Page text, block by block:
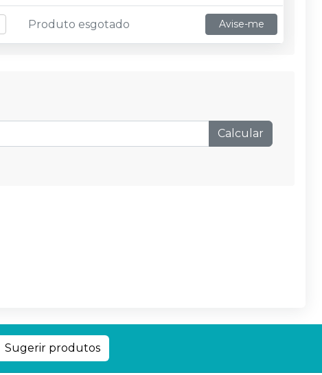
Produto esgotado Avise-me
Calcular
Sugerir produtos